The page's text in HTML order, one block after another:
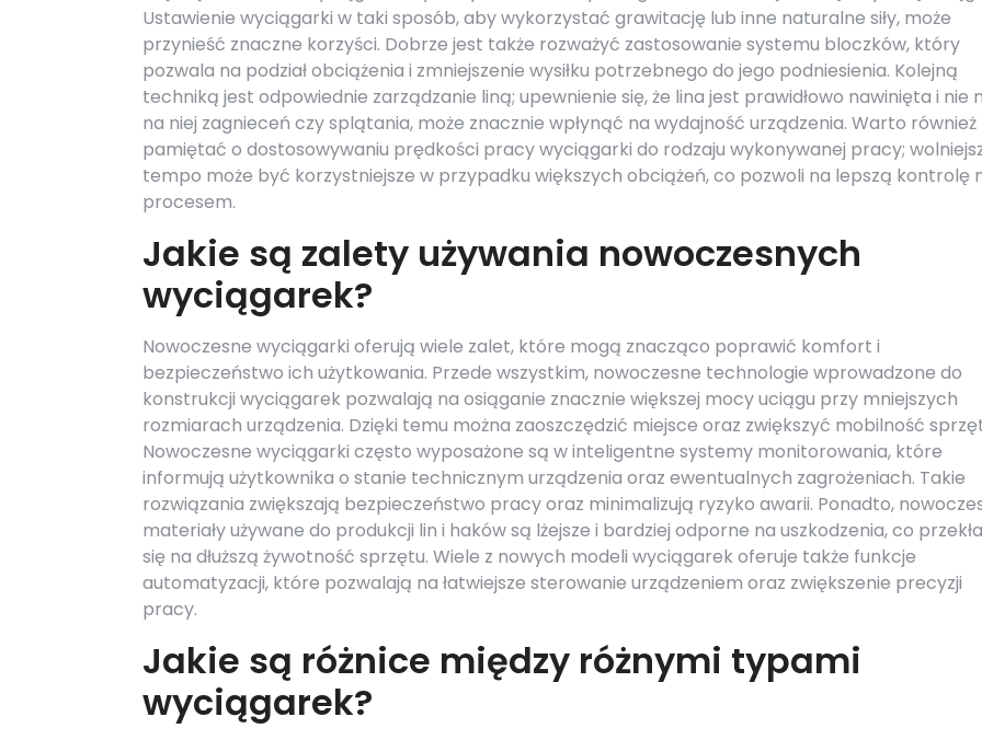
Ustawienie wyciągarki w taki sposób, aby wykorzystać grawitację lub inne naturalne siły, może
przynieść znaczne korzyści. Dobrze jest także rozważyć zastosowanie systemu bloczków, który
pozwala na podział obciążenia i zmniejszenie wysiłku potrzebnego do jego podniesienia. Kolejną
techniką jest odpowiednie zarządzanie liną; upewnienie się, że lina jest prawidłowo nawinięta i nie
na niej zagnieceń czy splątania, może znacznie wpłynąć na wydajność urządzenia. Warto również
pamiętać o dostosowywaniu prędkości pracy wyciągarki do rodzaju wykonywanej pracy;
tempo może być korzystniejsze w przypadku większych obciążeń, co pozwoli na lepszą kontrolę
procesem.
Jakie są zalety używania nowoczesnych
wyciągarek?
Nowoczesne wyciągarki oferują wiele zalet, które mogą znacząco poprawić komfort i
bezpieczeństwo ich użytkowania. Przede wszystkim, nowoczesne technologie wprowadzone do
konstrukcji wyciągarek pozwalają na osiąganie znacznie większej mocy uciągu przy mniejszych
rozmiarach urządzenia. Dzięki temu można zaoszczędzić miejsce oraz zwiększyć mobilność
Nowoczesne wyciągarki często wyposażone są w inteligentne systemy monitorowania, które
informują użytkownika o stanie technicznym urządzenia oraz ewentualnych zagrożeniach. Takie
rozwiązania zwiększają bezpieczeństwo pracy oraz minimalizują ryzyko awarii. Ponadto,
materiały używane do produkcji lin i haków są lżejsze i bardziej odporne na uszkodzenia, co
się na dłuższą żywotność sprzętu. Wiele z nowych modeli wyciągarek oferuje także funkcje
automatyzacji, które pozwalają na łatwiejsze sterowanie urządzeniem oraz zwiększenie precyzji
pracy.
Jakie są różnice między różnymi typami
wyciągarek?